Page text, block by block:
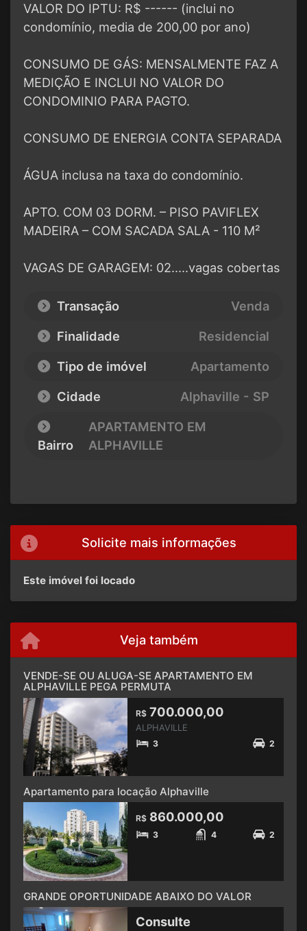
VALOR DO IPTU: R$ ------ (inclui no
condomínio, media de 200,00 por ano)
CONSUMO DE GÁS: MENSALMENTE FAZ A
MEDIÇÃO E INCLUI NO VALOR DO
CONDOMINIO PARA PAGTO.
CONSUMO DE ENERGIA CONTA SEPARADA
ÁGUA inclusa na taxa do condomínio.
APTO. COM 03 DORM. – PISO PAVIFLEX
MADEIRA – COM SACADA SALA - 110 M²
VAGAS DE GARAGEM: 02.....vagas cobertas
Transação
Venda
Finalidade
Residencial
Tipo de imóvel
Apartamento
Cidade
Alphaville - SP
Bairro
APARTAMENTO EM
ALPHAVILLE
Solicite mais informações
Este imóvel foi locado
Veja também
VENDE-SE OU ALUGA-SE APARTAMENTO EM
ALPHAVILLE PEGA PERMUTA
R$ 700.000,00
ALPHAVILLE
3 2
Apartamento para locação Alphaville
R$ 860.000,00
3 4 2
GRANDE OPORTUNIDADE ABAIXO DO VALOR
Consulte